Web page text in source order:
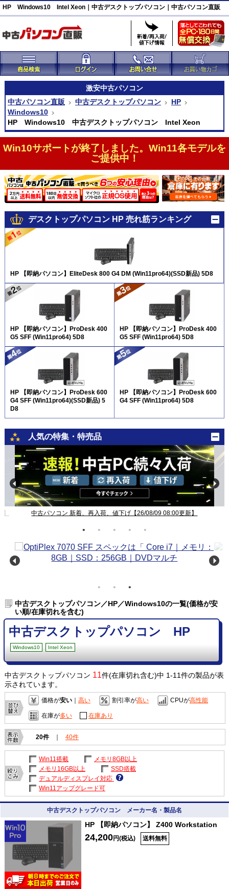
HP Windows10 Intel Xeon｜中古デスクトップパソコン｜中古パソコン直販
激安中古パソコン
中古パソコン直販
中古デスクトップパソコン
HP
Windows10
HP Windows10 中古デスクトップパソコン Intel Xeon
Win10サポートが終了しました。Win11各モデルを
ご提供中！
デスクトップパソコン HP 売れ筋ランキング
HP 【即納パソコン】EliteDesk 800 G4 DM (Win11pro64)(SSD新品) 5D8
HP 【即納パソコン】ProDesk 400
G5 SFF (Win11pro64) 5D8
HP 【即納パソコン】ProDesk 400
G5 SFF (Win11pro64) 5D8
HP 【即納パソコン】ProDesk 600
G4 SFF (Win11pro64)(SSD新品) 5
D8
HP 【即納パソコン】ProDesk 600
G4 SFF (Win11pro64) 5D8
人気の特集・特売品
中古パソコン 新着、再入荷、値下げ【26/08/09 08:00更新】
中古デスクトップパソコン／HP／Windows10の一覧(価格が安
い順/在庫切れを含む)
中古デスクトップパソコン HP
Windows10 Intel Xeon
中古デスクトップパソコン 11件(在庫切れ含む)中 1-11件の製品が表
示されています。
価格が安い｜ 高い 割引率が高い CPUが高性能
在庫が多い 在庫あり
20件 ｜ 40件
Win11搭載
メモリ8GB以上
メモリ16GB以上
SSD搭載
デュアルディスプレイ対応
Win11アップグレード可
中古デスクトップパソコン メーカー名・製品名
HP 【即納パソコン】 Z400 Workstation
24,200円(税込) 送料無料